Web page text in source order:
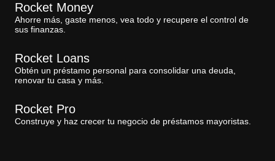
Rocket Money
Ahorre más, gaste menos, vea todo y recupere el control de
sus finanzas.
Rocket Loans
Obtén un préstamo personal para consolidar una deuda,
renovar tu casa y más.
Rocket Pro
Construye y haz crecer tu negocio de préstamos mayoristas.